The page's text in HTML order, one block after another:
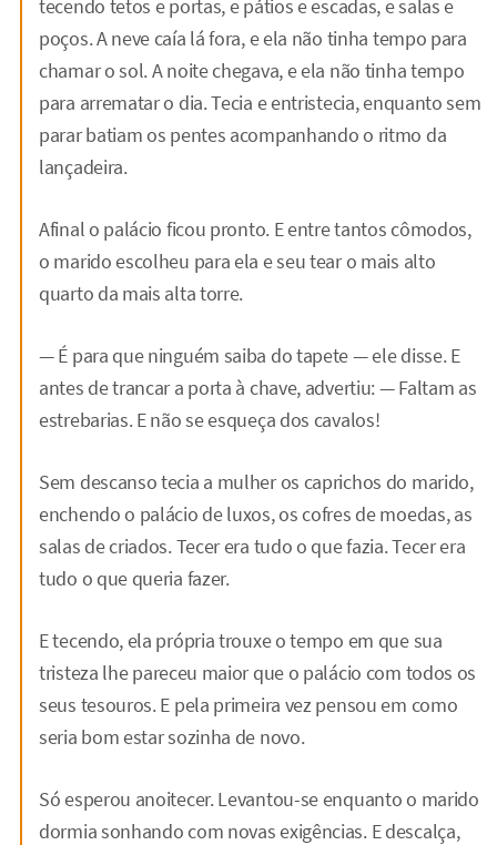
tecendo tetos e portas, e pátios e escadas, e salas e
poços. A neve caía lá fora, e ela não tinha tempo para
chamar o sol. A noite chegava, e ela não tinha tempo
para arrematar o dia. Tecia e entristecia, enquanto sem
parar batiam os pentes acompanhando o ritmo da
lançadeira.
Afinal o palácio ficou pronto. E entre tantos cômodos,
o marido escolheu para ela e seu tear o mais alto
quarto da mais alta torre.
— É para que ninguém saiba do tapete — ele disse. E
antes de trancar a porta à chave, advertiu: — Faltam as
estrebarias. E não se esqueça dos cavalos!
Sem descanso tecia a mulher os caprichos do marido,
enchendo o palácio de luxos, os cofres de moedas, as
salas de criados. Tecer era tudo o que fazia. Tecer era
tudo o que queria fazer.
E tecendo, ela própria trouxe o tempo em que sua
tristeza lhe pareceu maior que o palácio com todos os
seus tesouros. E pela primeira vez pensou em como
seria bom estar sozinha de novo.
Só esperou anoitecer. Levantou-se enquanto o marido
dormia sonhando com novas exigências. E descalça,